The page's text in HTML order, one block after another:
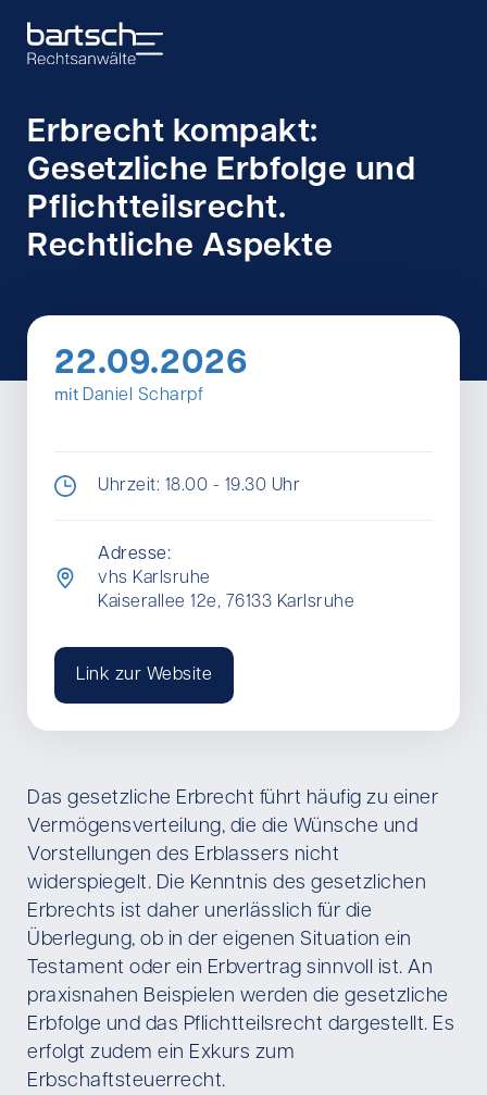
Erbrecht kompakt:
Gesetzliche Erbfolge und
Pflichtteilsrecht.
Rechtliche Aspekte
Das gesetzliche Erbrecht führt häufig zu einer
Vermögensverteilung, die die Wünsche und
Vorstellungen des Erblassers nicht
widerspiegelt. Die Kenntnis des gesetzlichen
Erbrechts ist daher unerlässlich für die
Überlegung, ob in der eigenen Situation ein
Testament oder ein Erbvertrag sinnvoll ist. An
praxisnahen Beispielen werden die gesetzliche
Erbfolge und das Pflichtteilsrecht dargestellt. Es
erfolgt zudem ein Exkurs zum
Erbschaftsteuerrecht.
22.09.2026
mit Daniel Scharpf
Uhrzeit: 18.00 - 19.30 Uhr
Adresse:
vhs Karlsruhe
Kaiserallee 12e, 76133 Karlsruhe
Link zur Website